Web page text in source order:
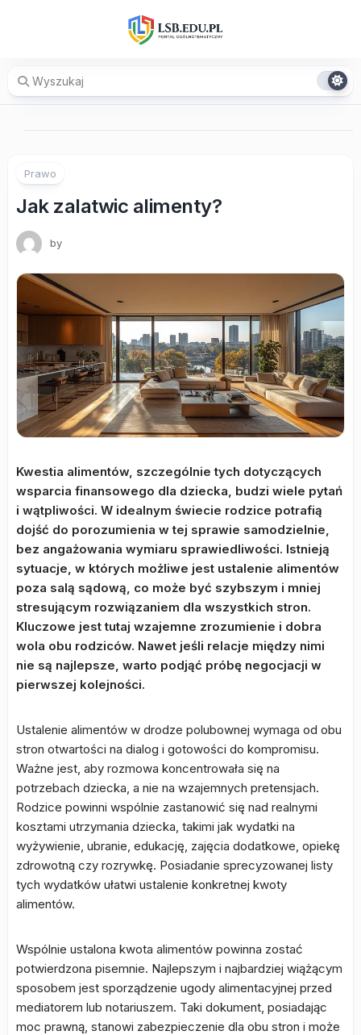
Prawo
Jak zalatwic alimenty?
by
Kwestia alimentów, szczególnie tych dotyczących
wsparcia finansowego dla dziecka, budzi wiele pytań
i wątpliwości. W idealnym świecie rodzice potrafią
dojść do porozumienia w tej sprawie samodzielnie,
bez angażowania wymiaru sprawiedliwości. Istnieją
sytuacje, w których możliwe jest ustalenie alimentów
poza salą sądową, co może być szybszym i mniej
stresującym rozwiązaniem dla wszystkich stron.
Kluczowe jest tutaj wzajemne zrozumienie i dobra
wola obu rodziców. Nawet jeśli relacje między nimi
nie są najlepsze, warto podjąć próbę negocjacji w
pierwszej kolejności.
Ustalenie alimentów w drodze polubownej wymaga od obu
stron otwartości na dialog i gotowości do kompromisu.
Ważne jest, aby rozmowa koncentrowała się na
potrzebach dziecka, a nie na wzajemnych pretensjach.
Rodzice powinni wspólnie zastanowić się nad realnymi
kosztami utrzymania dziecka, takimi jak wydatki na
wyżywienie, ubranie, edukację, zajęcia dodatkowe, opiekę
zdrowotną czy rozrywkę. Posiadanie sprecyzowanej listy
tych wydatków ułatwi ustalenie konkretnej kwoty
alimentów.
Wspólnie ustalona kwota alimentów powinna zostać
potwierdzona pisemnie. Najlepszym i najbardziej wiążącym
sposobem jest sporządzenie ugody alimentacyjnej przed
mediatorem lub notariuszem. Taki dokument, posiadając
moc prawną, stanowi zabezpieczenie dla obu stron i może